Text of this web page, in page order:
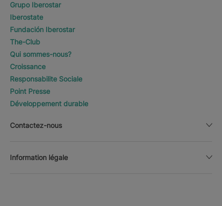
Grupo Iberostar
Iberostate
Fundación Iberostar
The-Club
Qui sommes-nous?
Croissance
Responsabilite Sociale
Point Presse
Développement durable
Contactez-nous
Information légale